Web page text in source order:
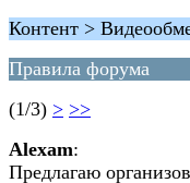
Контент >
Правила форума
(1/3) > >>
Alexam:
Предлагаю